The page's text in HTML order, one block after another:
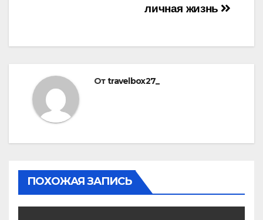
личная жизнь
Отtravelbox27_
ПОХОЖАЯ ЗАПИСЬ